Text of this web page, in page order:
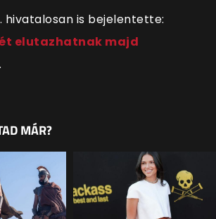
hivatalosan is bejelentette:
elutazhatnak majd
.
MÁR?